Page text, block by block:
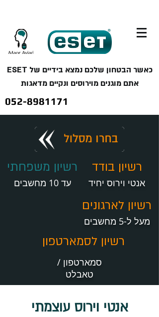
כאשר הבטחון שלכם נמצא בידיים של ESET
אתם מוגנים מוירוסים ונקיים מדאגות
052-8981171
רשיון משפחתי רשיון בודד
עד 10 מחשבים אנטי וירוס יחיד
רשיון לארגונים
מעל ל-5 מחשבים
רשיון לסמארטפון
סמארטפון /
טאבלט
אנטי וירוס עוצמתי